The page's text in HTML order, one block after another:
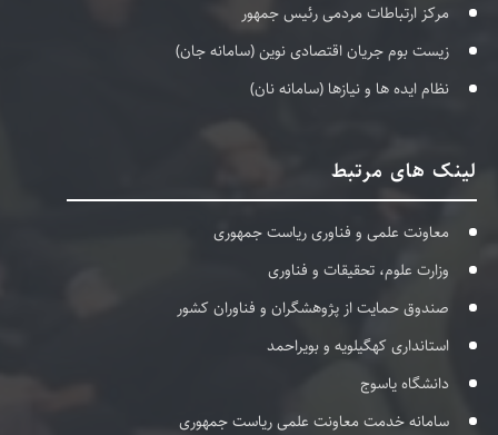
مرکز ارتباطات مردمی رئیس جمهور
زیست بوم جریان اقتصادی نوین (سامانه جان)
نظام ایده ها و نیازها (سامانه نان)
لینک های مرتبط
معاونت علمی و فناوری ریاست جمهوری
وزارت علوم، تحقیقات و فناوری
صندوق حمایت از پژوهشگران و فناوران کشور
استانداری کهگیلویه و بویراحمد
دانشگاه یاسوج
سامانه خدمت معاونت علمی ریاست جمهوری